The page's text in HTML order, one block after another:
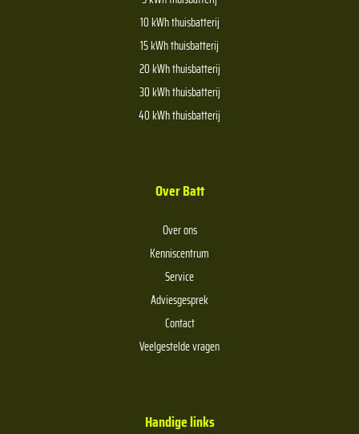
10 kWh thuisbatterij
15 kWh thuisbatterij
20 kWh thuisbatterij
30 kWh thuisbatterij
40 kWh thuisbatterij
Over Batt
Over ons
Kenniscentrum
Service
Adviesgesprek
Contact
Veelgestelde vragen
Handige links